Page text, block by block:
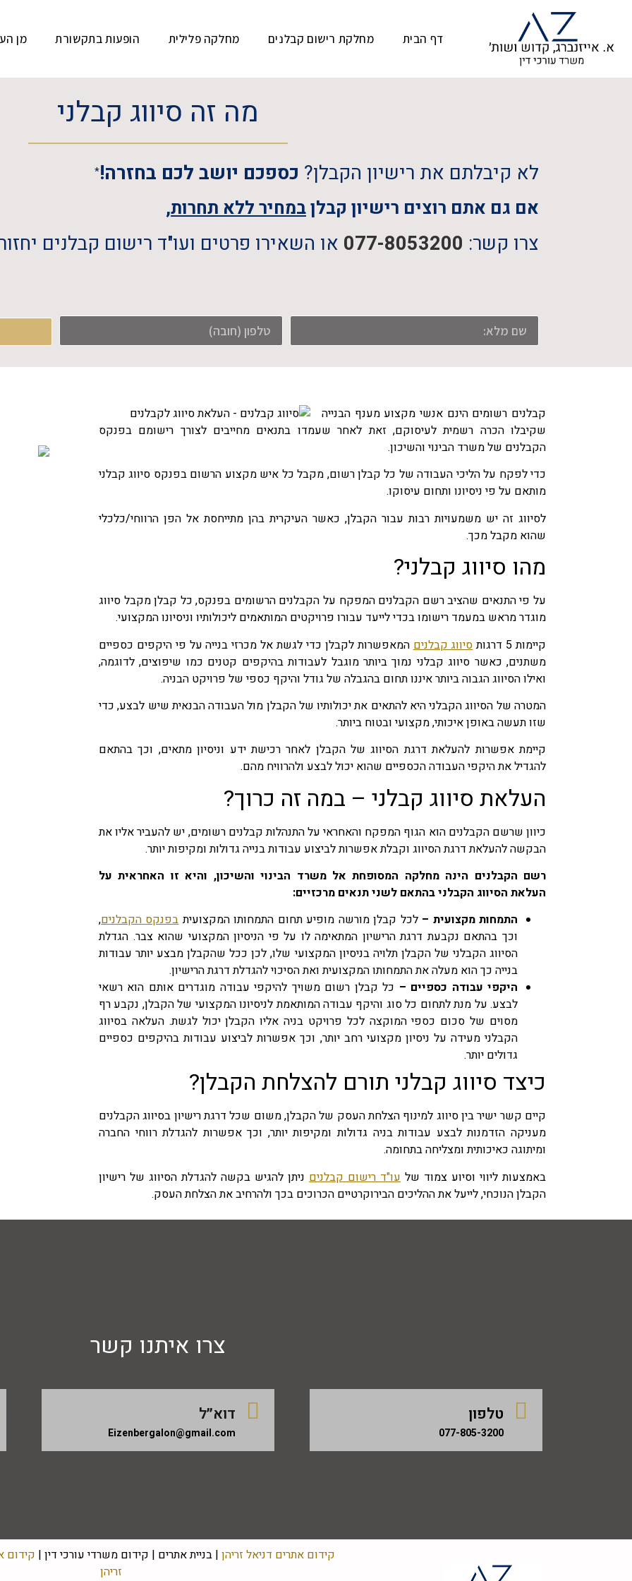
דף הבית מחלקת רישום קבלנים מחלקה פלילית הופעות בתקשורת מן
מה זה סיווג קבלני
לא קיבלתם את רישיון הקבלן? כספכם יושב לכם בחזרה!*
אם גם אתם רוצים רישיון קבלןבמחיר ללא תחרות,
צרו קשר: או השאירו פרטים ועו"ד רישום קבלנים
קבלנים רשומים הינם אנשי מקצוע מענף הבנייה
שקיבלו הכרה רשמית לעיסוקם, זאת לאחר שעמדו בתנאים מחייבים לצורך רישומם בפנקס
הקבלנים של משרד הבינוי והשיכון.
כדי לפקח על הליכי העבודה של כל קבלן רשום, מקבל כל איש מקצוע הרשום בפנקס סיווג קבלני
מותאם על פי ניסיונו ותחום עיסוקו.
לסיווג זה יש משמעויות רבות עבור הקבלן, כאשר העיקרית בהן מתייחסת אל הפן הרווחי/כלכלי
שהוא מקבל מכך.
מהו סיווג קבלני?
על פי התנאים שהציב רשם הקבלנים המפקח על הקבלנים הרשומים בפנקס, כל קבלן מקבל סיווג
מוגדר מראש במעמד רישומו בכדי לייעד עבורו פרויקטים המותאמים ליכולותיו וניסיונו המקצועי.
קיימות 5 דרגות
סיווג קבלנים המאפשרות לקבלן כדי לגשת אל מכרזי בנייה על פי היקפים כספיים
משתנים, כאשר סיווג קבלני נמוך ביותר מוגבל לעבודות בהיקפים קטנים כמו שיפוצים, לדוגמה,
ואילו הסיווג הגבוה ביותר איננו תחום בהגבלה של גודל והיקף כספי של פרויקט הבניה.
המטרה של הסיווג הקבלני היא להתאים את יכולותיו של הקבלן מול העבודה הבנאית שיש לבצע, כדי
שזו תעשה באופן איכותי, מקצועי ובטוח ביותר.
קיימת אפשרות להעלאת דרגת הסיווג של הקבלן לאחר רכישת ידע וניסיון מתאים, וכך בהתאם
להגדיל את היקפי העבודה הכספיים שהוא יכול לבצע ולהרוויח מהם.
העלאת סיווג קבלני – במה זה כרוך?
כיוון שרשם הקבלנים הוא הגוף המפקח והאחראי על התנהלות קבלנים רשומים, יש להעביר אליו את
הבקשה להעלאת דרגת הסיווג וקבלת אפשרות לביצוע עבודות בנייה גדולות ומקיפות יותר.
רשם הקבלנים הינה מחלקה המסופחת אל משרד הבינוי והשיכון, והיא זו האחראית על
העלאת הסיווג הקבלני בהתאם לשני תנאים מרכזיים:
התמחות מקצועית – לכל קבלן מורשה מופיע תחום התמחותו המקצועיתבפנקס הקבלנים,
וכך בהתאם נקבעת דרגת הרישיון המתאימה לו על פי הניסיון המקצועי שהוא צבר. הגדלת
הסיווג הקבלני של הקבלן תלויה בניסיון המקצועי שלו, לכן ככל שהקבלן מבצע יותר עבודות
בנייה כך הוא מעלה את התמחותו המקצועית ואת הסיכוי להגדלת דרגת הרישיון.
היקפי עבודה כספיים – כל קבלן רשום משויך להיקפי עבודה מוגדרים אותם הוא רשאי
לבצע. על מנת לתחום כל סוג והיקף עבודה המותאמת לניסיונו המקצועי של הקבלן, נקבע רף
מסוים של סכום כספי המוקצה לכל פרויקט בניה אליו הקבלן יכול לגשת. העלאה בסיווג
הקבלני מעידה על ניסיון מקצועי רחב יותר, וכך אפשרות לביצוע עבודות בהיקפים כספיים
גדולים יותר.
כיצד סיווג קבלני תורם להצלחת הקבלן?
קיים קשר ישיר בין סיווג למינוף הצלחת העסק של הקבלן, משום שכל דרגת רישיון בסיווג הקבלנים
מעניקה הזדמנות לבצע עבודות בניה גדולות ומקיפות יותר, וכך אפשרות להגדלת רווחי החברה
ומיתוגה כאיכותית ומצליחה בתחומה.
באמצעות ליווי וסיוע צמוד של עו"ד רישום קבלנים ניתן להגיש בקשה להגדלת הסיווג של רישיון
הקבלן הנוכחי, לייעל את ההליכים הבירוקרטיים הכרוכים בכך ולהרחיב את הצלחת העסק.
צרו איתנו קשר
טלפון
077-805-3200
דוא״ל
Eizenbergalon@gmail.com
קידום אתרים דניאל זריהן| בניית אתרים | קידום משרדי עורכי דין| קידום
זריהן